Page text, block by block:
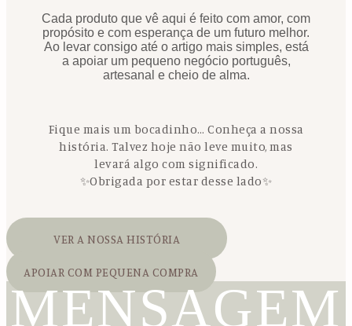
Cada produto que vê aqui é feito com amor, com
propósito e com esperança de um futuro melhor.
Ao levar consigo até o artigo mais simples, está
a apoiar um pequeno negócio português,
artesanal e cheio de alma.
Fique mais um bocadinho… Conheça a nossa
história. Talvez hoje não leve muito, mas
levará algo com significado.
✨Obrigada por estar desse lado✨
VER A NOSSA HISTÓRIA
APOIAR COM PEQUENA COMPRA
MENSAGEM